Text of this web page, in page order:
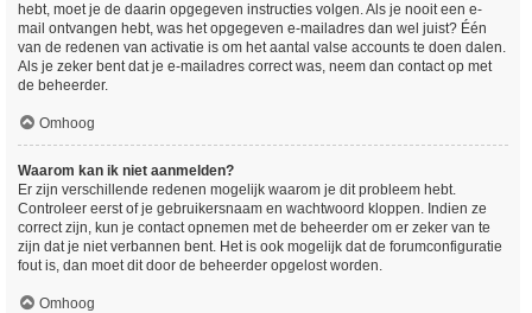
hebt, moet je de daarin opgegeven instructies volgen. Als je nooit een e-
mail ontvangen hebt, was het opgegeven e-mailadres dan wel juist? Één
van de redenen van activatie is om het aantal valse accounts te doen dalen.
Als je zeker bent dat je e-mailadres correct was, neem dan contact op met
de beheerder.
Omhoog
Waarom kan ik niet aanmelden?
Er zijn verschillende redenen mogelijk waarom je dit probleem hebt.
Controleer eerst of je gebruikersnaam en wachtwoord kloppen. Indien ze
correct zijn, kun je contact opnemen met de beheerder om er zeker van te
zijn dat je niet verbannen bent. Het is ook mogelijk dat de forumconfiguratie
fout is, dan moet dit door de beheerder opgelost worden.
Omhoog